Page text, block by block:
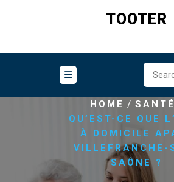
TOOTER
HOME / SANTÉ
QU’EST-CE QUE
À DOMICILE
VILLEFRANCHE-
SAÔNE ?